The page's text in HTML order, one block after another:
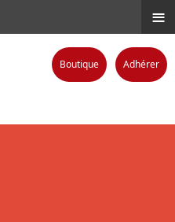
Boutique Adhérer
≡